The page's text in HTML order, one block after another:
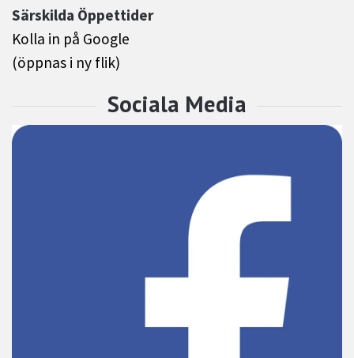
Särskilda Öppettider
Kolla in på Google
(öppnas i ny flik)